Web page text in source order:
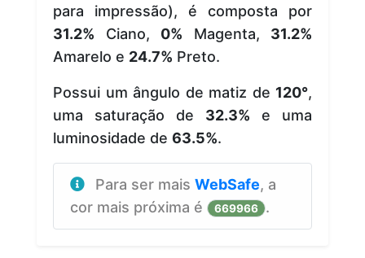
para impressão), é composta por
31.2% Ciano, 0% Magenta, 31.2%
Amarelo e 24.7% Preto.
Possui um ângulo de matiz de 120°,
uma saturação de 32.3% e uma
luminosidade de 63.5%.
Para ser mais WebSafe, a
cor mais próxima é
669966 .